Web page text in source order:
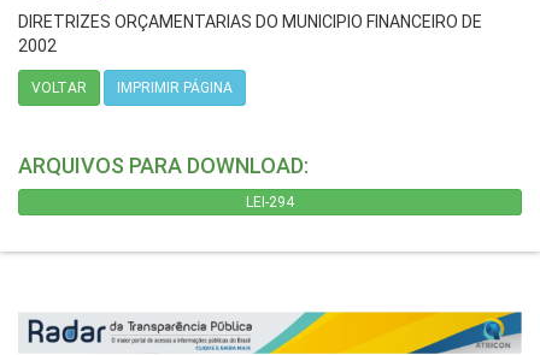
DIRETRIZES ORÇAMENTARIAS DO MUNICIPIO FINANCEIRO DE
2002
VOLTAR IMPRIMIR PÁGINA
ARQUIVOS PARA DOWNLOAD:
LEI-294